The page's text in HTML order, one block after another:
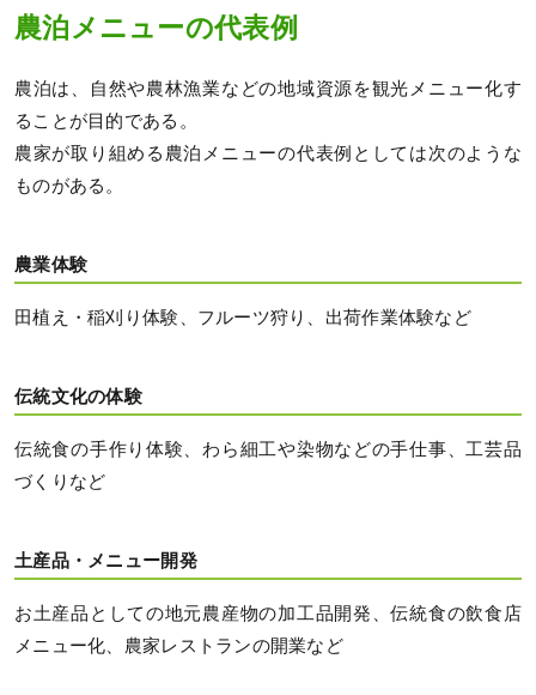
農泊メニューの代表例
農泊は、自然や農林漁業などの地域資源を観光メニュー化す
ることが目的である。
農家が取り組める農泊メニューの代表例としては次のような
ものがある。
農業体験
田植え・稲刈り体験、フルーツ狩り、出荷作業体験など
伝統文化の体験
伝統食の手作り体験、わら細工や染物などの手仕事、工芸品
づくりなど
土産品・メニュー開発
お土産品としての地元農産物の加工品開発、伝統食の飲食店
メニュー化、農家レストランの開業など